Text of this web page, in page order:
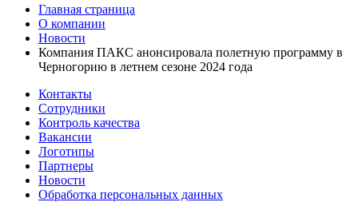
Главная страница
О компании
Новости
Компания ПАКС анонсировала полетную программу в
Черногорию в летнем сезоне 2024 года
Контакты
Сотрудники
Контроль качества
Вакансии
Логотипы
Партнеры
Новости
Обработка персональных данных